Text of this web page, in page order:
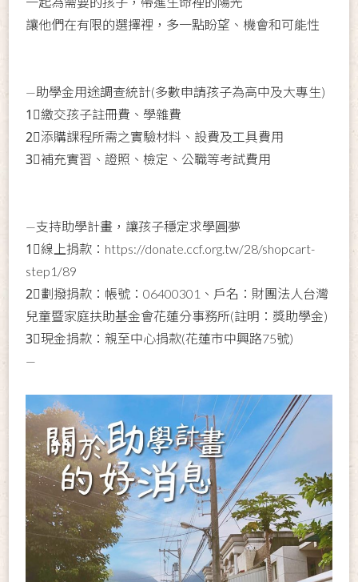
讓他們在有限的選擇裡，多一點盼望、機會和可能性
—助學金用途調查統計(多數申請孩子為高中及大專生)
1⃣繳交孩子註冊費、學雜費
2⃣添購課程所需之實驗材料、設費及工具費用
3⃣補充實習、證照、檢定、公職等考試費用
—支持助學計畫，讓孩子穩定求學圓夢
1⃣線上捐款： https://donate.ccf.org.tw/28/shopcart-
step1/89
2⃣劃撥捐款：帳號：06400301、戶名：財團法人台灣
兒童暨家庭扶助基金會花蓮分事務所(註明：獎助學金)
3⃣現金捐款：親至中心捐款(花蓮市中興路75號)
—